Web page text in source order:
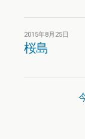
2015年8月25日
桜島